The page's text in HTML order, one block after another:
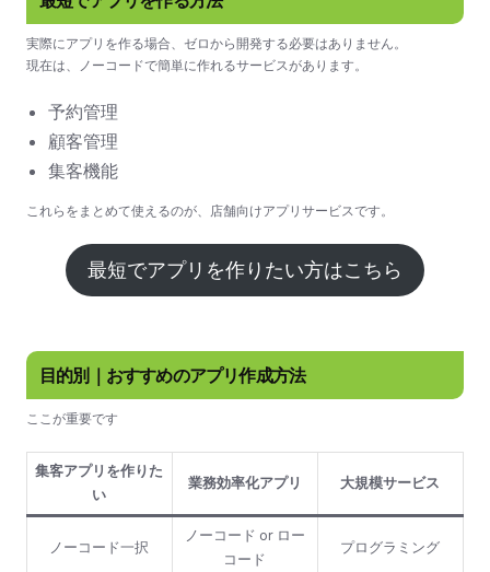
実際にアプリを作る場合、ゼロから開発する必要はありません。
現在は、ノーコードで簡単に作れるサービスがあります。
予約管理
顧客管理
集客機能
これらをまとめて使えるのが、店舗向けアプリサービスです。
最短でアプリを作りたい方はこちら
目的別｜おすすめのアプリ作成方法
ここが重要です
集客アプリを作りた
い
業務効率化アプリ 大規模サービス
ノーコード一択
ノーコード or ロー
コード
プログラミング